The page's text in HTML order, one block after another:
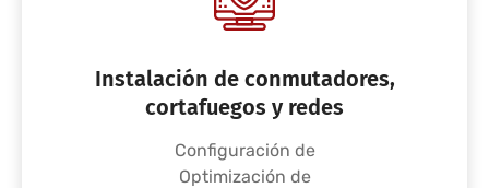
Instalación de conmutadores,
cortafuegos y redes
Configuración de
Optimización de